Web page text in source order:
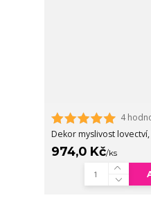
4
Dekor myslivost lovectví,
974,0 Kč/ks